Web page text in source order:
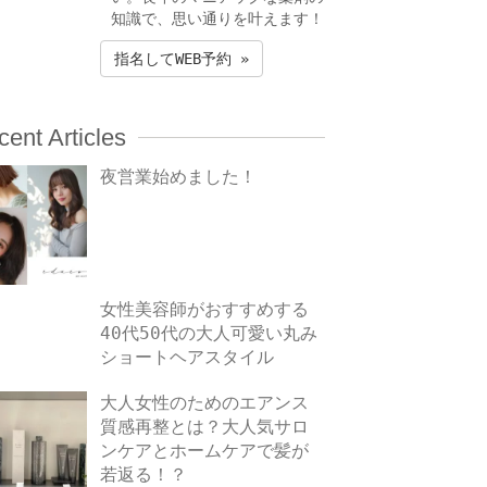
知識で、思い通りを叶えます！
指名してWEB予約 »
Articles
夜営業始めました！
女性美容師がおすすめする
40代50代の大人可愛い丸み
ショートヘアスタイル
大人女性のためのエアンス
質感再整とは？大人気サロ
ンケアとホームケアで髪が
若返る！？